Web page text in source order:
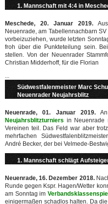
1. Mannschaft mit 4:4 in
Meschede, 20. Januar 2019.
Neuenrade, am Tabellennachbarn
vorbeizuziehen, wurde letzten
froh über die Punkteteilung sein.
stellen. Von der Neuenrader
Christian Midderhoff, für die Florian
...
Südwestfalenmeister Marc
Neuenrader Neujahrsblitz
Neuenrade, 01. Januar 2019.
Neujahrsblitzturniers in Neuenrade
Vereinen teil. Das Feld war aber
mehrfachen
André Becker, der bei Velmede-
1. Mannschaft schlägt Aufsteiger
Neuenrade, 16. Dezember 2018.
Runde gegen Kspr. Hagen/Wetter
am Sonntag im Verbandsklassenspiel
einigermaßen schadlos halten. Da